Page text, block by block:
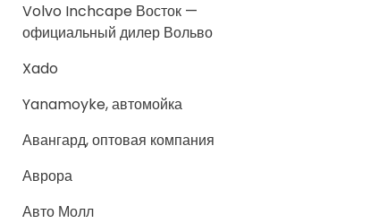
Volvo Inchcape Восток —
официальный дилер Вольво
Xado
Yanamoyke, автомойка
Авангард, оптовая компания
Аврора
Авто Молл